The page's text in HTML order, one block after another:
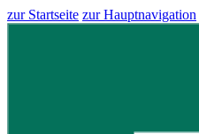
zur Startseite zur Hauptnavigation